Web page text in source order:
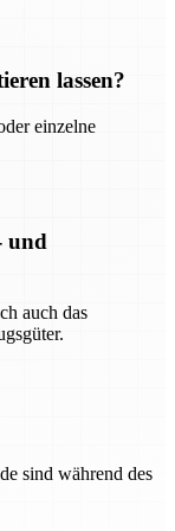
lassen?
einzelne
und
auch das
sind während des